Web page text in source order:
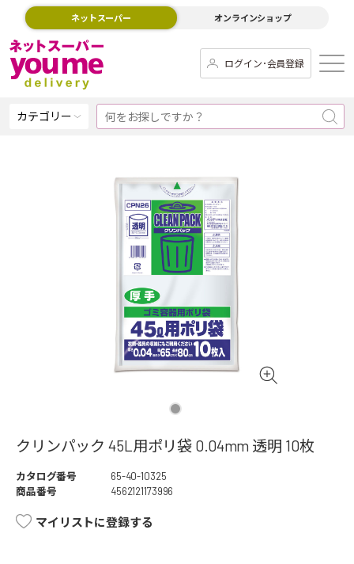
ネットスーパー オンラインショップ
ログイン･会員登録
カテゴリー
クリンパック 45L用ポリ袋 0.04mm 透明 10枚
カタログ番号
65-40-10325
商品番号
4562121173996
マイリストに登録する